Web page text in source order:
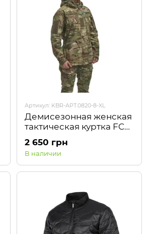
Артикул: KBR-АРТ.0820-8-XL
Демисезонная женская
тактическая куртка FC
Combat Fit Мультикам
Kiborg
2 650 грн
В наличии